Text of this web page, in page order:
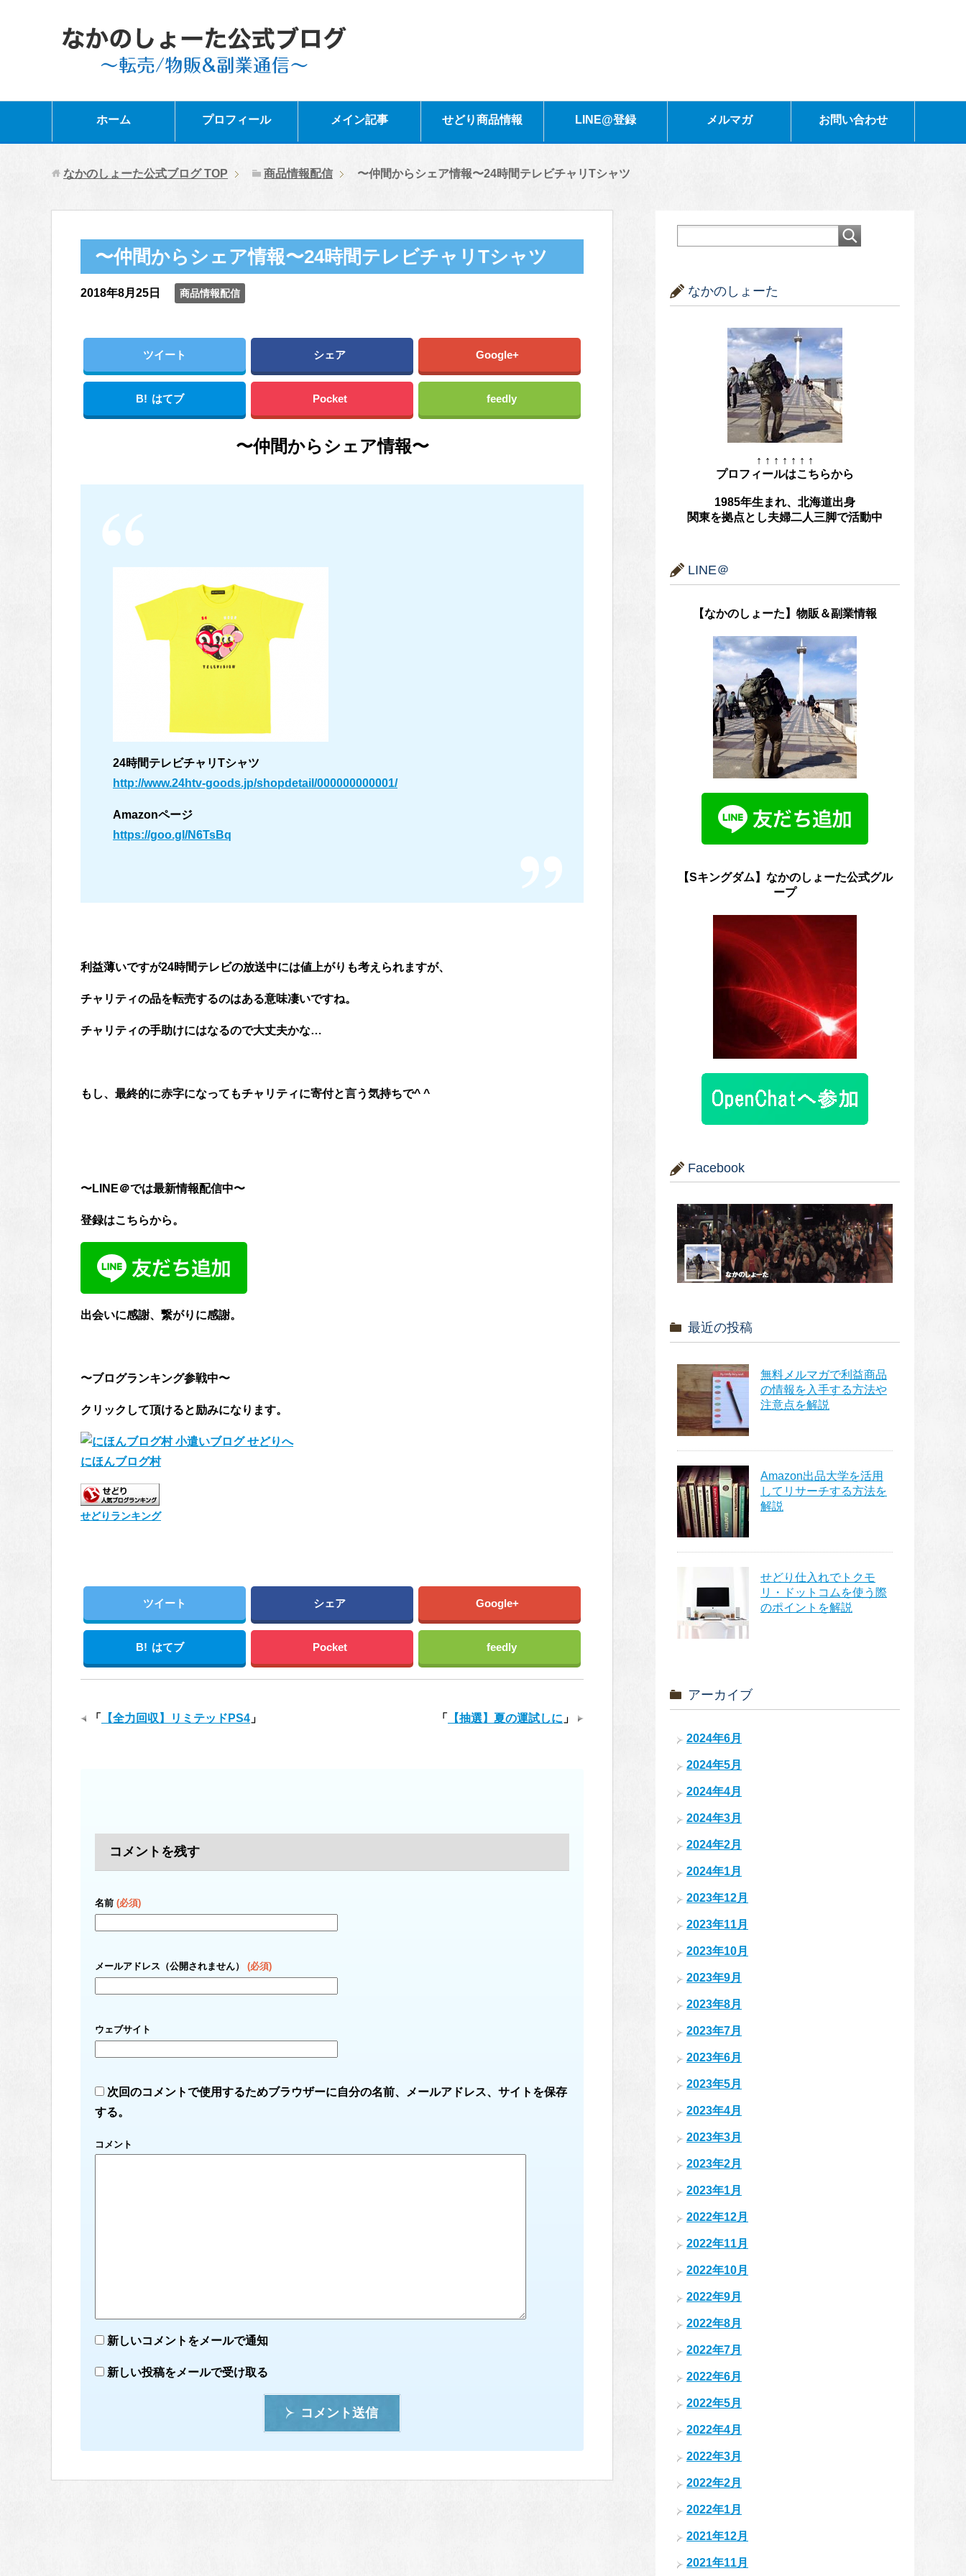
ホーム プロフィール メイン記事 せどり商品情報 LINE@登録 メルマガ お問い合わせ
なかのしょーた公式ブログTOP 商品情報配信 〜仲間からシェア情報〜24時間テレビチャリTシャツ
〜仲間からシェア情報〜24時間テレビチャリTシャツ
2018年8月25日 商品情報配信
ツイート シェア Google+
B! はてブ Pocket feedly
〜仲間からシェア情報〜
24時間テレビチャリTシャツ
http://www.24htv-goods.jp/shopdetail/000000000001/
Amazonページ
https://goo.gl/N6TsBq
利益薄いですが24時間テレビの放送中には値上がりも考えられますが、
チャリティの品を転売するのはある意味凄いですね。
チャリティの手助けにはなるので大丈夫かな…
もし、最終的に赤字になってもチャリティに寄付と言う気持ちで^ ^
〜LINE＠では最新情報配信中〜
登録はこちらから。
出会いに感謝、繋がりに感謝。
〜ブログランキング参戦中〜
クリックして頂けると励みになります。
にほんブログ村
せどりランキング
ツイート シェア Google+
B! はてブ Pocket feedly
「 【抽選】夏の運試しに 」
「 【全力回収】リミテッドPS4 」
コメントを残す
名前 (必須)
メールアドレス（公開されません） (必須)
ウェブサイト
次回のコメントで使用するためブラウザーに自分の名前、メールアドレス、サイトを保存
する。
コメント
新しいコメントをメールで通知
新しい投稿をメールで受け取る
コメント送信
なかのしょーた
↑ ↑ ↑ ↑ ↑ ↑ ↑
プロフィールはこちらから
1985年生まれ、北海道出身
関東を拠点とし夫婦二人三脚で活動中
LINE＠
【なかのしょーた】物販＆副業情報
【Sキングダム】なかのしょーた公式グル
ープ
Facebook
最近の投稿
無料メルマガで利益商品
の情報を入手する方法や
注意点を解説
Amazon出品大学を活用
してリサーチする方法を
解説
せどり仕入れでトクモ
リ・ドットコムを使う際
のポイントを解説
アーカイブ
2024年6月
2024年5月
2024年4月
2024年3月
2024年2月
2024年1月
2023年12月
2023年11月
2023年10月
2023年9月
2023年8月
2023年7月
2023年6月
2023年5月
2023年4月
2023年3月
2023年2月
2023年1月
2022年12月
2022年11月
2022年10月
2022年9月
2022年8月
2022年7月
2022年6月
2022年5月
2022年4月
2022年3月
2022年2月
2022年1月
2021年12月
2021年11月